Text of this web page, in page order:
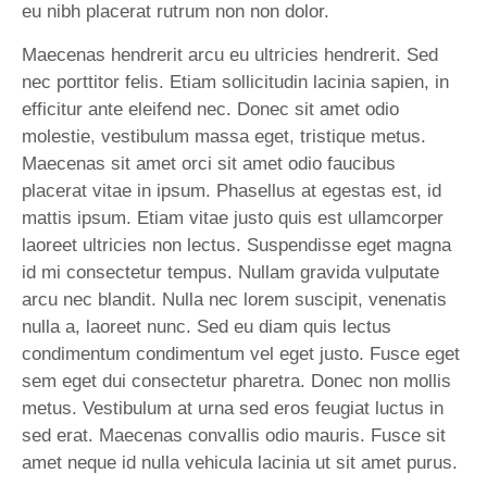
eu nibh placerat rutrum non non dolor.
Maecenas hendrerit arcu eu ultricies hendrerit. Sed
nec porttitor felis. Etiam sollicitudin lacinia sapien, in
efficitur ante eleifend nec. Donec sit amet odio
molestie, vestibulum massa eget, tristique metus.
Maecenas sit amet orci sit amet odio faucibus
placerat vitae in ipsum. Phasellus at egestas est, id
mattis ipsum. Etiam vitae justo quis est ullamcorper
laoreet ultricies non lectus. Suspendisse eget magna
id mi consectetur tempus. Nullam gravida vulputate
arcu nec blandit. Nulla nec lorem suscipit, venenatis
nulla a, laoreet nunc. Sed eu diam quis lectus
condimentum condimentum vel eget justo. Fusce eget
sem eget dui consectetur pharetra. Donec non mollis
metus. Vestibulum at urna sed eros feugiat luctus in
sed erat. Maecenas convallis odio mauris. Fusce sit
amet neque id nulla vehicula lacinia ut sit amet purus.